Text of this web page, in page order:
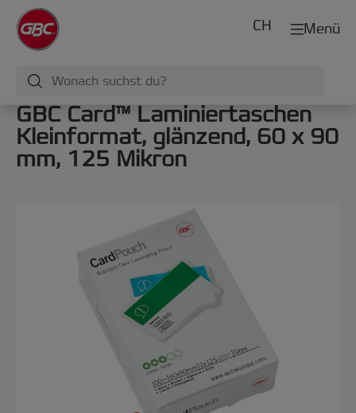
Menü
CH
GBC Card™ Laminiertaschen
Kleinformat, glänzend, 60 x 90
mm, 125 Mikron